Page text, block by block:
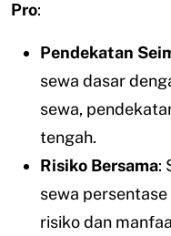
Pro:
Pendekatan
sewa dasar
sewa,
tengah.
Risiko Bersama:
sewa
risiko dan